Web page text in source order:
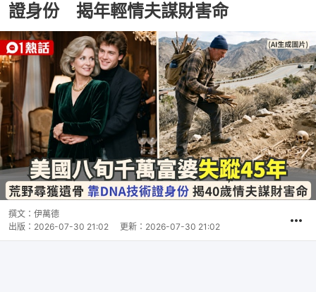
證身份 揭年輕情夫謀財害命
撰文： 伊萬德
出版： 2026-07-30 21:02 更新： 2026-07-30 21:02